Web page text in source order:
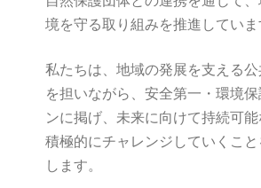
境を守る取り組みを推進していま
私たちは、地域の発展を支える
を担いながら、安全第一・環境
ンに掲げ、未来に向けて持続可
積極的にチャレンジしていくこ
します。